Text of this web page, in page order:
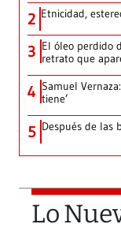
2 Etnicidad,
3 El óleo perdido
retrato que
4 Samuel
tiene’
5 Después de las
Lo